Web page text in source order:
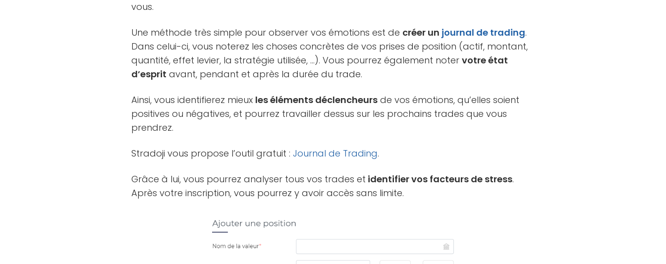
vous.
Une méthode très simple pour observer vos émotions est de créer un journal de trading.
Dans celui-ci, vous noterez les choses concrètes de vos prises de position (actif, montant,
quantité, effet levier, la stratégie utilisée, …). Vous pourrez également notervotre état
d’esprit avant, pendant et après la durée du trade.
Ainsi, vous identifierez mieux les éléments déclencheurs de vos émotions, qu’elles soient
positives ou négatives, et pourrez travailler dessus sur les prochains trades que vous
prendrez.
Stradoji vous propose l’outil gratuit : Journal de Trading.
Grâce à lui, vous pourrez analyser tous vos trades et identifier vos facteurs de stress.
Après votre inscription, vous pourrez y avoir accès sans limite.